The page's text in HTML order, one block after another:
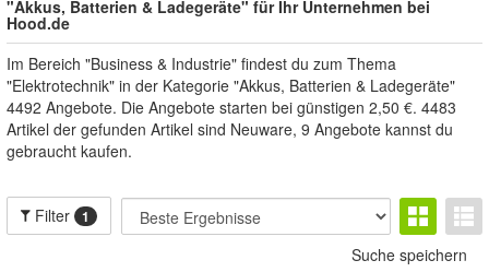
"Akkus, Batterien & Ladegeräte" für Ihr Unternehmen bei
Hood.de
Im Bereich "Business & Industrie" findest du zum Thema
"Elektrotechnik" in der Kategorie "Akkus, Batterien & Ladegeräte"
4492 Angebote. Die Angebote starten bei günstigen 2,50 €. 4483
Artikel der gefunden Artikel sind Neuware, 9 Angebote kannst du
gebraucht kaufen.
Filter 1
Suche speichern